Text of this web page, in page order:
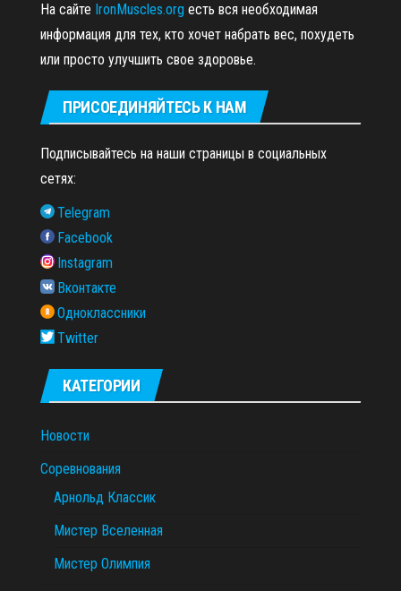
На сайте IronMuscles.org есть вся необходимая
информация для тех, кто хочет набрать вес, похудеть
или просто улучшить свое здоровье.
ПРИСОЕДИНЯЙТЕСЬ К НАМ
Подписывайтесь на наши страницы в социальных
сетях:
Telegram
Facebook
Instagram
Вконтакте
Одноклассники
Twitter
КАТЕГОРИИ
Новости
Соревнования
Арнольд Классик
Мистер Вселенная
Мистер Олимпия